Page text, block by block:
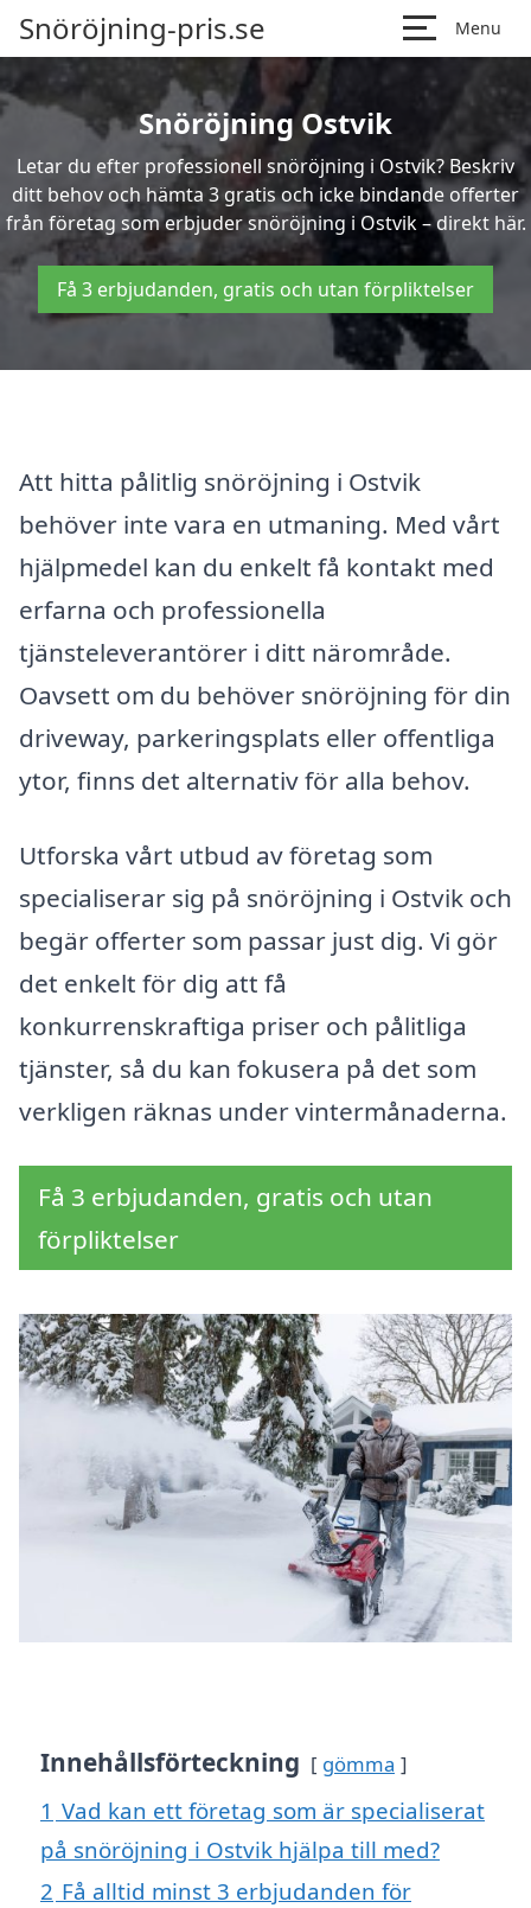
Snöröjning-pris.se Menu
Snöröjning Ostvik
Letar du efter professionell snöröjning i Ostvik? Beskriv
ditt behov och hämta 3 gratis och icke bindande offerter
från företag som erbjuder snöröjning i Ostvik – direkt här.
Få 3 erbjudanden, gratis och utan förpliktelser
Att hitta pålitlig snöröjning i Ostvik
behöver inte vara en utmaning. Med vårt
hjälpmedel kan du enkelt få kontakt med
erfarna och professionella
tjänsteleverantörer i ditt närområde.
Oavsett om du behöver snöröjning för din
driveway, parkeringsplats eller offentliga
ytor, finns det alternativ för alla behov.
Utforska vårt utbud av företag som
specialiserar sig på snöröjning i Ostvik och
begär offerter som passar just dig. Vi gör
det enkelt för dig att få
konkurrenskraftiga priser och pålitliga
tjänster, så du kan fokusera på det som
verkligen räknas under vintermånaderna.
Få 3 erbjudanden, gratis och utan
förpliktelser
Innehållsförteckning gömma
1 Vad kan ett företag som är specialiserat
på snöröjning i Ostvik hjälpa till med?
2 Få alltid minst 3 erbjudanden för